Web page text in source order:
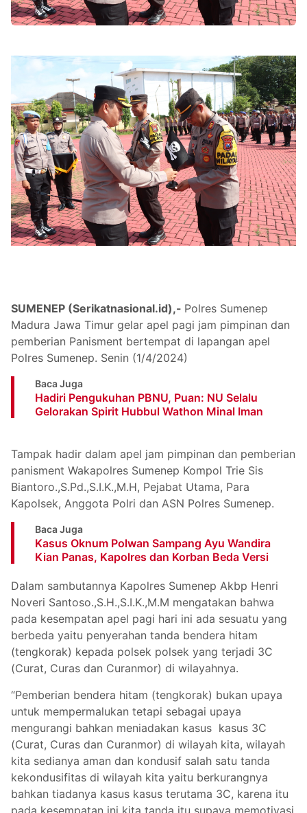
SUMENEP (Serikatnasional.id),- Polres Sumenep
Madura Jawa Timur gelar apel pagi jam pimpinan dan
pemberian Panisment bertempat di lapangan apel
Polres Sumenep. Senin (1/4/2024)
Baca Juga
Hadiri Pengukuhan PBNU, Puan: NU Selalu
Gelorakan Spirit Hubbul Wathon Minal Iman
Tampak hadir dalam apel jam pimpinan dan pemberian
panisment Wakapolres Sumenep Kompol Trie Sis
Biantoro.,S.Pd.,S.I.K.,M.H, Pejabat Utama, Para
Kapolsek, Anggota Polri dan ASN Polres Sumenep.
Baca Juga
Kasus Oknum Polwan Sampang Ayu Wandira
Kian Panas, Kapolres dan Korban Beda Versi
Dalam sambutannya Kapolres Sumenep Akbp Henri
Noveri Santoso.,S.H.,S.I.K.,M.M mengatakan bahwa
pada kesempatan apel pagi hari ini ada sesuatu yang
berbeda yaitu penyerahan tanda bendera hitam
(tengkorak) kepada polsek polsek yang terjadi 3C
(Curat, Curas dan Curanmor) di wilayahnya.
“Pemberian bendera hitam (tengkorak) bukan upaya
untuk mempermalukan tetapi sebagai upaya
mengurangi bahkan meniadakan kasus kasus 3C
(Curat, Curas dan Curanmor) di wilayah kita, wilayah
kita sedianya aman dan kondusif salah satu tanda
kekondusifitas di wilayah kita yaitu berkurangnya
bahkan tiadanya kasus kasus terutama 3C, karena itu